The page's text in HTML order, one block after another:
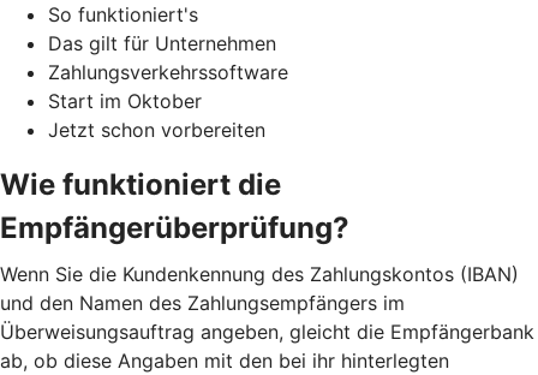
So funktioniert's
Das gilt für Unternehmen
Zahlungsverkehrssoftware
Start im Oktober
Jetzt schon vorbereiten
Wie funktioniert die
Empfängerüberprüfung?
Wenn Sie die Kundenkennung des Zahlungskontos (IBAN)
und den Namen des Zahlungsempfängers im
Überweisungsauftrag angeben, gleicht die Empfängerbank
ab, ob diese Angaben mit den bei ihr hinterlegten